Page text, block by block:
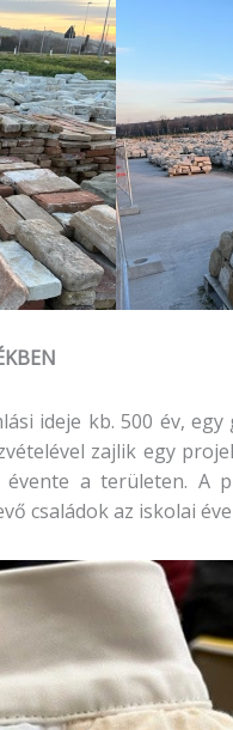
ideje kb. 500 év,
zajlik egy
évente a területen.
családok az iskolai